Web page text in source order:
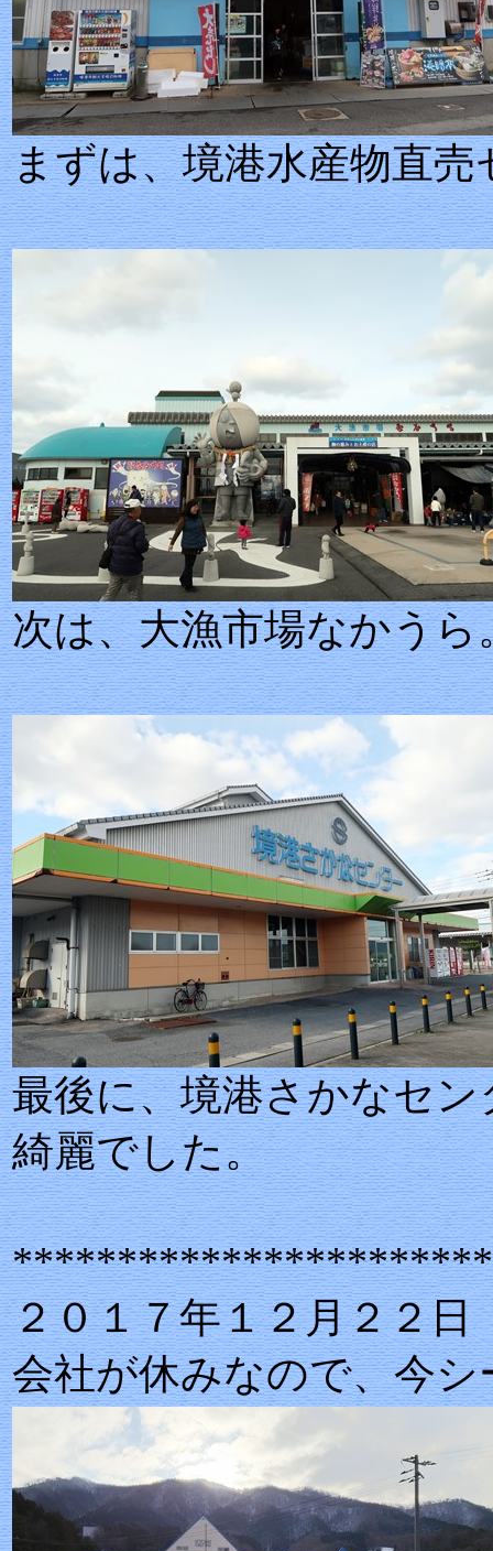
まずは、境港水産物直
次は、大漁市場なかう
最後に、境港さかなセ
綺麗でした。
２０１７年１２月２２日
会社が休みなので、今